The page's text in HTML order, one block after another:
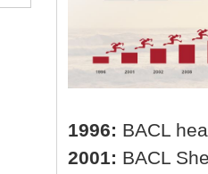
1996: BACL
2001: BACL